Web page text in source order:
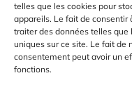
telles que les cookies pour
appareils. Le fait de consentir
traiter des données telles
uniques sur ce site. Le fait de
consentement peut avoir un
fonctions.